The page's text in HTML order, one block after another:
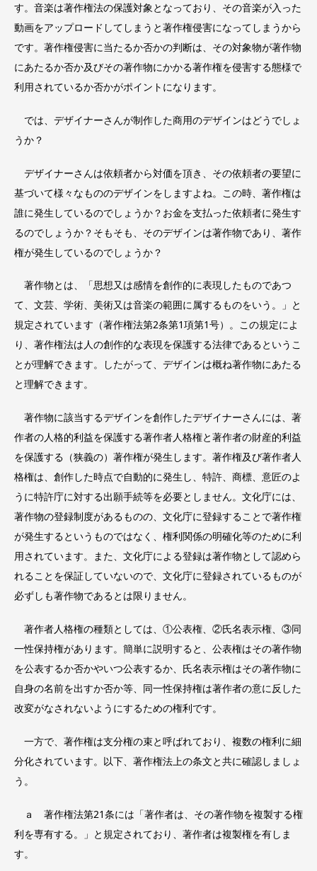
す。音楽は著作権法の保護対象となっており、その音楽が入った
動画をアップロードしてしまうと著作権侵害になってしまうから
です。著作権侵害に当たるか否かの判断は、その対象物が著作物
にあたるか否か及びその著作物にかかる著作権を侵害する態様で
利用されているか否かがポイントになります。
では、デザイナーさんが制作した商用のデザインはどうでしょ
うか？
デザイナーさんは依頼者から対価を頂き、その依頼者の要望に
基づいて様々なもののデザインをしますよね。この時、著作権は
誰に発生しているのでしょうか？お金を支払った依頼者に発生す
るのでしょうか？そもそも、そのデザインは著作物であり、著作
権が発生しているのでしょうか？
著作物とは、「思想又は感情を創作的に表現したものであつ
て、文芸、学術、美術又は音楽の範囲に属するものをいう。」と
規定されています（著作権法第2条第1項第1号）。この規定によ
り、著作権法は人の創作的な表現を保護する法律であるというこ
とが理解できます。したがって、デザインは概ね著作物にあたる
と理解できます。
著作物に該当するデザインを創作したデザイナーさんには、著
作者の人格的利益を保護する著作者人格権と著作者の財産的利益
を保護する（狭義の）著作権が発生します。著作権及び著作者人
格権は、創作した時点で自動的に発生し、特許、商標、意匠のよ
うに特許庁に対する出願手続等を必要としません。文化庁には、
著作物の登録制度があるものの、文化庁に登録することで著作権
が発生するというものではなく、権利関係の明確化等のために利
用されています。また、文化庁による登録は著作物として認めら
れることを保証していないので、文化庁に登録されているものが
必ずしも著作物であるとは限りません。
著作者人格権の種類としては、①公表権、②氏名表示権、③同
一性保持権があります。簡単に説明すると、公表権はその著作物
を公表するか否かやいつ公表するか、氏名表示権はその著作物に
自身の名前を出すか否か等、同一性保持権は著作者の意に反した
改変がなされないようにするための権利です。
一方で、著作権は支分権の束と呼ばれており、複数の権利に細
分化されています。以下、著作権法上の条文と共に確認しましょ
う。
ａ 著作権法第21条には「著作者は、その著作物を複製する権
利を専有する。」と規定されており、著作者は複製権を有しま
す。